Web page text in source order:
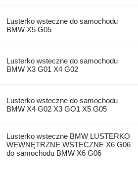
Lusterko wsteczne do samochodu
BMW X5 G05
Lusterko wsteczne do samochodu
BMW X3 G01 X4 G02
Lusterko wsteczne do samochodu
BMW X4 G02 X3 GO1 X5 G05
Lusterko wsteczne BMW LUSTERKO
WEWNĘTRZNE WSTECZNE X6 G06
do samochodu BMW X6 G06